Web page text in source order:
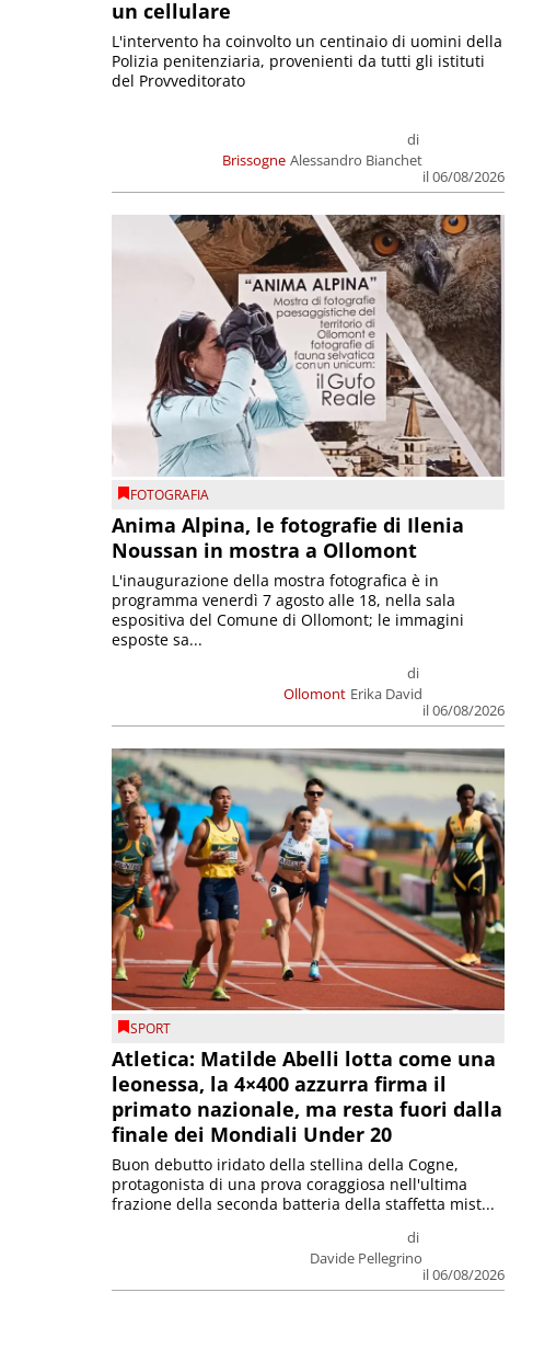
un cellulare
Brissogne
di
Alessandro Bianchet
il 06/08/2026
L'intervento ha coinvolto un centinaio di uomini della
Polizia penitenziaria, provenienti da tutti gli istituti
del Provveditorato
FOTOGRAFIA
Anima Alpina, le fotografie di Ilenia
Noussan in mostra a Ollomont
Ollomont
di
Erika David
il 06/08/2026
L'inaugurazione della mostra fotografica è in
programma venerdì 7 agosto alle 18, nella sala
espositiva del Comune di Ollomont; le immagini
esposte sa...
SPORT
Atletica: Matilde Abelli lotta come una
leonessa, la 4×400 azzurra firma il
primato nazionale, ma resta fuori dalla
finale dei Mondiali Under 20
di
Davide Pellegrino
il 06/08/2026
Buon debutto iridato della stellina della Cogne,
protagonista di una prova coraggiosa nell'ultima
frazione della seconda batteria della staffetta mist...